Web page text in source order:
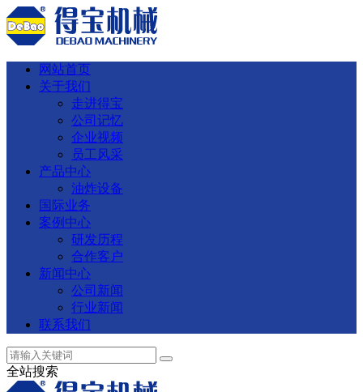
网站首页
关于我们
走进得宝
公司记忆
企业视频
员工风采
产品中心
油炸设备
国际业务
案例中心
研发历程
合作客户
新闻中心
公司新闻
行业新闻
联系我们
全站搜索